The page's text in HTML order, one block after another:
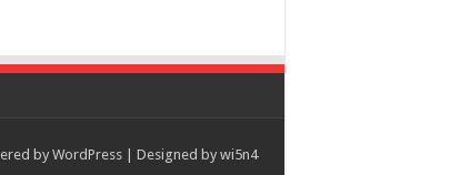
byWordPress| Designed by wi5n4